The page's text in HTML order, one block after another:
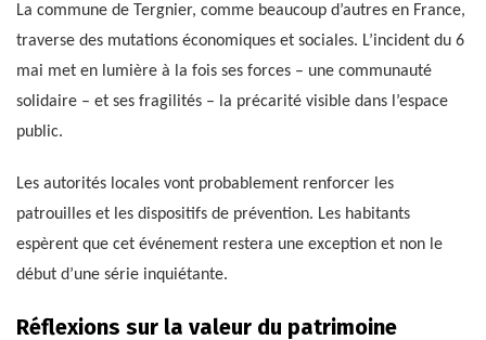
La commune de Tergnier, comme beaucoup d’autres en France,
traverse des mutations économiques et sociales. L’incident du 6
mai met en lumière à la fois ses forces – une communauté
solidaire – et ses fragilités – la précarité visible dans l’espace
public.
Les autorités locales vont probablement renforcer les
patrouilles et les dispositifs de prévention. Les habitants
espèrent que cet événement restera une exception et non le
début d’une série inquiétante.
Réflexions sur la valeur du patrimoine